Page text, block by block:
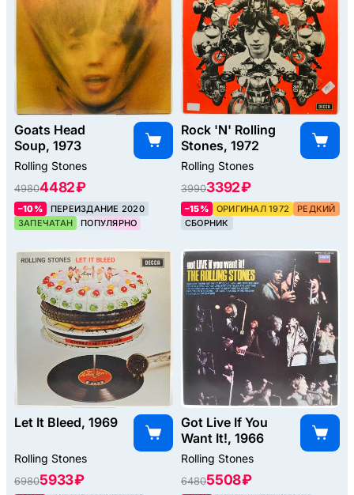
Goats Head
Soup, 1973
Rolling Stones
49804482 ₽
–10%
ПЕРЕИЗДАНИЕ 2020
ЗАПЕЧАТАН
ПОПУЛЯРНО
Rock 'N' Rolling
Stones, 1972
Rolling Stones
39903392 ₽
–15% ОРИГИНАЛ 1972
РЕДКИЙ
СБОРНИК
Let It Bleed, 1969
Rolling Stones
69805933 ₽
Got Live If You
Want It!, 1966
Rolling Stones
64805508 ₽